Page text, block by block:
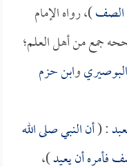
الصف)، رواه الإمام
جمع من أهل العلم؛
البوصيريوابن حزم
: (أن النبي صلى الله
فأمره أن يعيد)،